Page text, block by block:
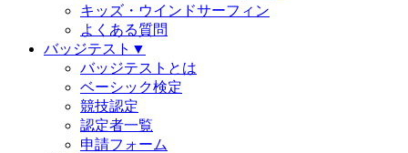
キッズ・ウインドサーフィン
よくある質問
バッジテスト▼
バッジテストとは
ベーシック検定
競技認定
認定者一覧
申請フォーム